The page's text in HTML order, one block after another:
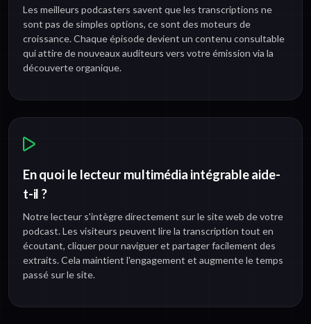
Les meilleurs podcasters savent que les transcriptions ne
sont pas de simples options, ce sont des moteurs de
croissance. Chaque épisode devient un contenu consultable
qui attire de nouveaux auditeurs vers votre émission via la
découverte organique.
En quoi le lecteur multimédia intégrable aide-
t-il ?
Notre lecteur s'intègre directement sur le site web de votre
podcast. Les visiteurs peuvent lire la transcription tout en
écoutant, cliquer pour naviguer et partager facilement des
extraits. Cela maintient l'engagement et augmente le temps
passé sur le site.